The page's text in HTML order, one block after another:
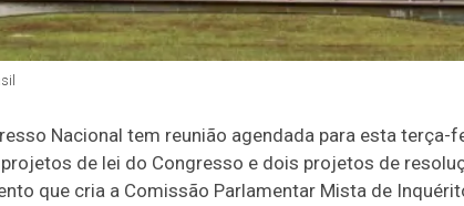
Nacional tem reunião agendada para esta
de lei do Congresso e dois projetos de
que cria a Comissão Parlamentar Mista de